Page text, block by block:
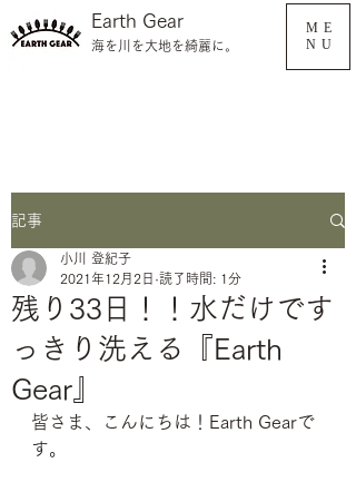
ME
NU
Earth Gear
海を川を大地を綺麗に。
記事
残り33日！！水だけです
っきり洗える『Earth
Gear』
小川 登紀子
2021年12月2日 読了時間: 1分
皆さま、こんにちは！Earth Gearで
す。